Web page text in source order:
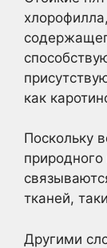
как
Поскольку
тканей,
Другими